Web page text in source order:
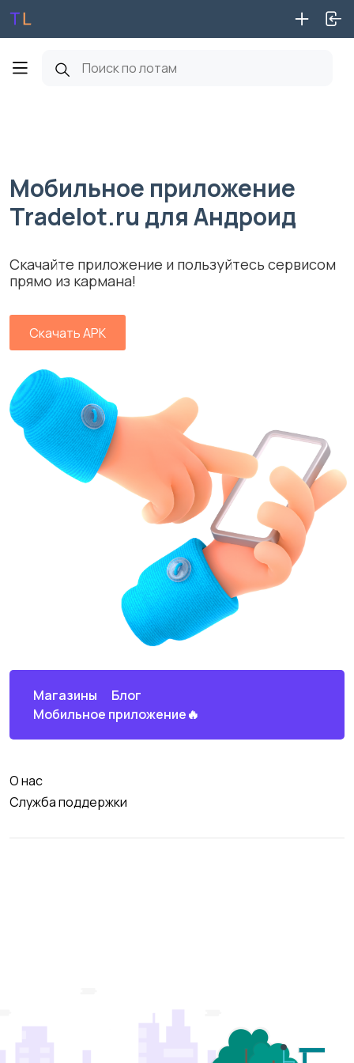
Мобильное приложение
Tradelot.ru для Андроид
Скачайте приложение и пользуйтесь сервисом
прямо из кармана!
Скачать APK
Магазины
Блог
Мобильное приложение🔥
О нас
Служба поддержки